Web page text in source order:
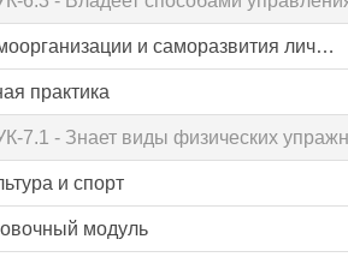
Технологии самоорганизации и саморазвития личности
практика
7.1 - Знает виды физических
и спорт
модуль